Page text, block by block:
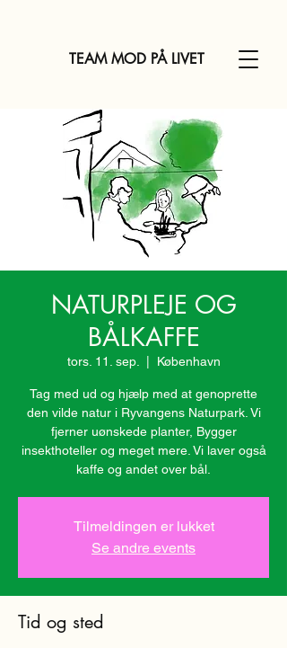
TEAM MOD PÅ LIVET
NATURPLEJE OG
BÅLKAFFE
tors. 11. sep. København
Tag med ud og hjælp med at genoprette
den vilde natur i Ryvangens Naturpark. Vi
fjerner uønskede planter, Bygger
insekthoteller og meget mere. Vi laver også
kaffe og andet over bål.
Tilmeldingen er lukket
Se andre events
Tid og sted